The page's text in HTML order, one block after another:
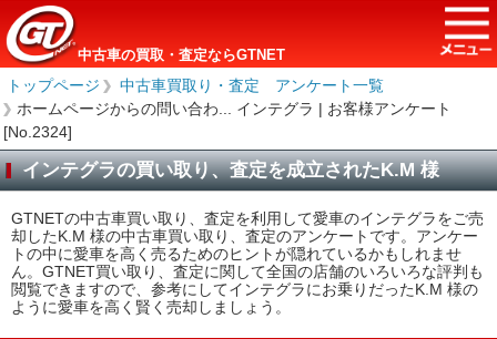
中古車の買取・査定ならGTNET
トップページ ＞
中古車買取り・査定 アンケート一覧
＞
ホームページからの問い合わ... インテグラ | お客様アンケート
[No.2324]
インテグラの買い取り、査定を成立されたK.M 様
GTNETの中古車買い取り、査定を利用して愛車のインテグラをご売
却したK.M 様の中古車買い取り、査定のアンケートです。アンケー
トの中に愛車を高く売るためのヒントが隠れているかもしれませ
ん。GTNET買い取り、査定に関して全国の店舗のいろいろな評判も
閲覧できますので、参考にしてインテグラにお乗りだったK.M 様の
ように愛車を高く賢く売却しましょう。